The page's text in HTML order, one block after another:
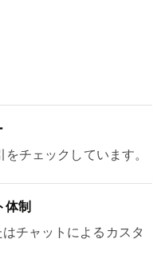
チェックしています。
制
チャットによるカスタ